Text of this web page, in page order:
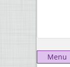
Menu